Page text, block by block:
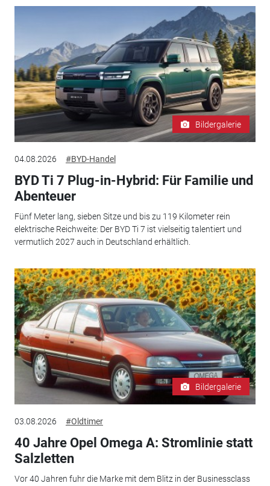
Bildergalerie
04.08.2026 #BYD-Handel
BYD Ti 7 Plug-in-Hybrid: Für Familie und
Abenteuer
Fünf Meter lang, sieben Sitze und bis zu 119 Kilometer rein
elektrische Reichweite: Der BYD Ti 7 ist vielseitig talentiert und
vermutlich 2027 auch in Deutschland erhältlich.
Bildergalerie
03.08.2026 #Oldtimer
40 Jahre Opel Omega A: Stromlinie statt
Salzletten
Vor 40 Jahren fuhr die Marke mit dem Blitz in der Businessclass